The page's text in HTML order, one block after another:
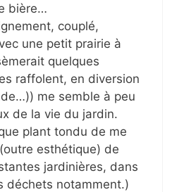
bière…
couplé,
une petit prairie à
quelques
raffolent, en diversion
me semble à peu
de la vie du jardin.
plant tondu de me
esthétique) de
jardinières, dans
déchets notamment.)